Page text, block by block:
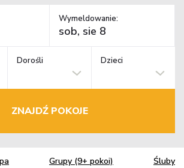
Wymeldowanie:
Dorośli Dzieci
ZNAJDŹ POKOJE
Grupy (9+ pokoi) Śluby